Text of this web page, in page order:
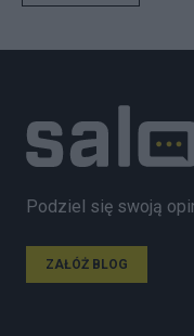
Podziel się swoją
ZAŁÓŻ BLOG